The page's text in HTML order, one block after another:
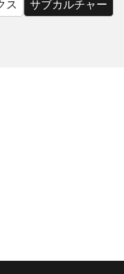
ス
サブカルチャー